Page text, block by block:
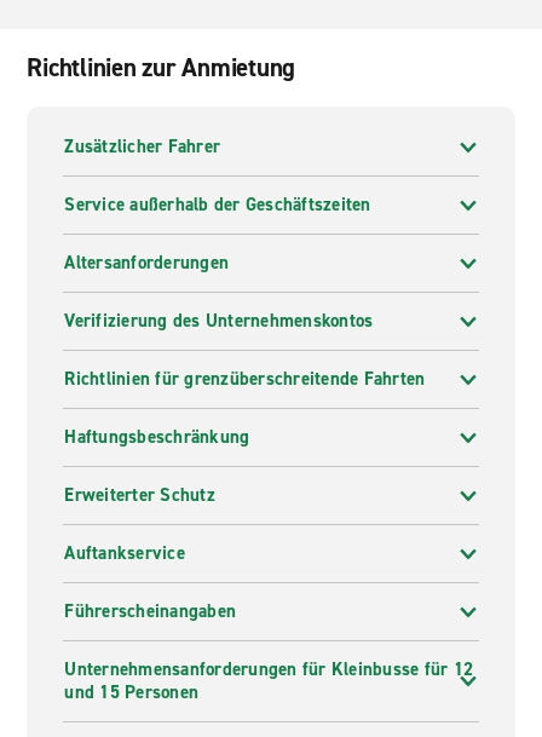
Richtlinien zur Anmietung
Zusätzlicher Fahrer
Service außerhalb der Geschäftszeiten
Altersanforderungen
Verifizierung des Unternehmenskontos
Richtlinien für grenzüberschreitende Fahrten
Haftungsbeschränkung
Erweiterter Schutz
Auftankservice
Führerscheinangaben
Unternehmensanforderungen für Kleinbusse für 12
und 15 Personen